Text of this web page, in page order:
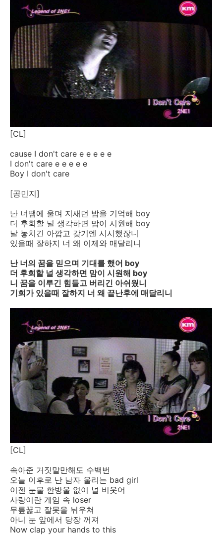
[CL]
cause I don't care e e e e e
I don't care e e e e e
Boy I don't care
[공민지]
난 너땜에 울며 지새던 밤을 기억해 boy
더 후회할 널 생각하면 맘이 시원해 boy
날 놓치긴 아깝고 갖기엔 시시했잖니
있을때 잘하지 너 왜 이제와 매달리니
난 너의 꿈을 믿으며 기대를 했어 boy
더 후회할 널 생각하면 맘이 시원해 boy
니 꿈을 이루긴 힘들고 버리긴 아쉬웠니
기회가 있을때 잘하지 너 왜 끝난후에 매달리니
[CL]
속아준 거짓말만해도 수백번
오늘 이후로 난 남자 울리는 bad girl
이젠 눈물 한방울 없이 널 비웃어
사랑이란 게임 속 loser
무릎꿇고 잘못을 뉘우쳐
아니 눈 앞에서 당장 꺼져
Now clap your hands to this